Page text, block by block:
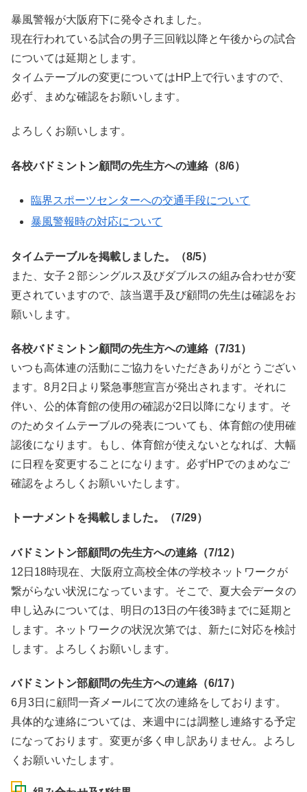
暴風警報が大阪府下に発令されました。
現在行われている試合の男子三回戦以降と午後からの試合
については延期とします。
タイムテーブルの変更についてはHP上で行いますので、
必ず、まめな確認をお願いします。
よろしくお願いします。
各校バドミントン顧問の先生方への連絡（8/6）
臨界スポーツセンターへの交通手段について
暴風警報時の対応について
タイムテーブルを掲載しました。（8/5）
また、女子２部シングルス及びダブルスの組み合わせが変
更されていますので、該当選手及び顧問の先生は確認をお
願いします。
各校バドミントン顧問の先生方への連絡（7/31）
いつも高体連の活動にご協力をいただきありがとうござい
ます。8月2日より緊急事態宣言が発出されます。それに
伴い、公的体育館の使用の確認が2日以降になります。そ
のためタイムテーブルの発表についても、体育館の使用確
認後になります。もし、体育館が使えないとなれば、大幅
に日程を変更することになります。必ずHPでのまめなご
確認をよろしくお願いいたします。
トーナメントを掲載しました。（7/29）
バドミントン部顧問の先生方への連絡（7/12）
12日18時現在、大阪府立高校全体の学校ネットワークが
繋がらない状況になっています。そこで、夏大会データの
申し込みについては、明日の13日の午後3時までに延期と
します。ネットワークの状況次第では、新たに対応を検討
します。よろしくお願いします。
バドミントン部顧問の先生方への連絡（6/17）
6月3日に顧問一斉メールにて次の連絡をしております。
具体的な連絡については、来週中には調整し連絡する予定
になっております。変更が多く申し訳ありません。よろし
くお願いいたします。